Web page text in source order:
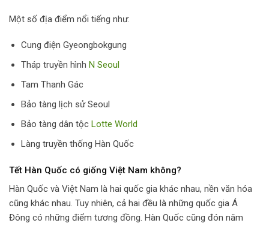
Một số địa điểm nổi tiếng như:
Cung điện Gyeongbokgung
Tháp truyền hình N Seoul
Tam Thanh Gác
Bảo tàng lịch sử Seoul
Bảo tàng dân tộc Lotte World
Làng truyền thống Hàn Quốc
Tết Hàn Quốc có giống Việt Nam không?
Hàn Quốc và Việt Nam là hai quốc gia khác nhau, nền văn hóa
cũng khác nhau. Tuy nhiên, cả hai đều là những quốc gia Á
Đông có những điểm tương đồng. Hàn Quốc cũng đón năm